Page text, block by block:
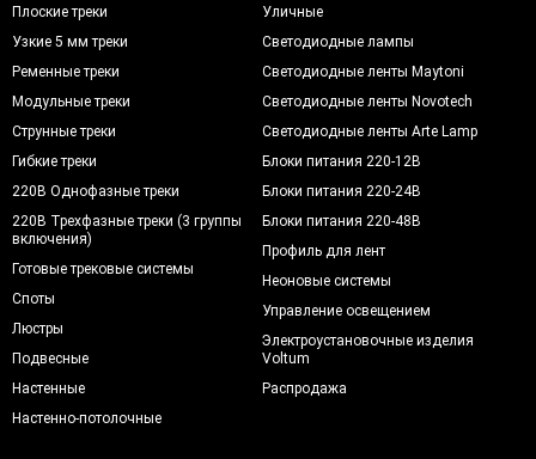
Плоские треки
Узкие 5 мм треки
Ременные треки
Модульные треки
Струнные треки
Гибкие треки
220В Однофазные треки
220В Трехфазные треки (3 группы
включения)
Готовые трековые системы
Споты
Люстры
Подвесные
Настенные
Настенно-потолочные
Уличные
Светодиодные лампы
Светодиодные ленты Maytoni
Светодиодные ленты Novotech
Светодиодные ленты Arte Lamp
Блоки питания 220-12В
Блоки питания 220-24В
Блоки питания 220-48В
Профиль для лент
Неоновые системы
Управление освещением
Электроустановочные изделия
Voltum
Распродажа